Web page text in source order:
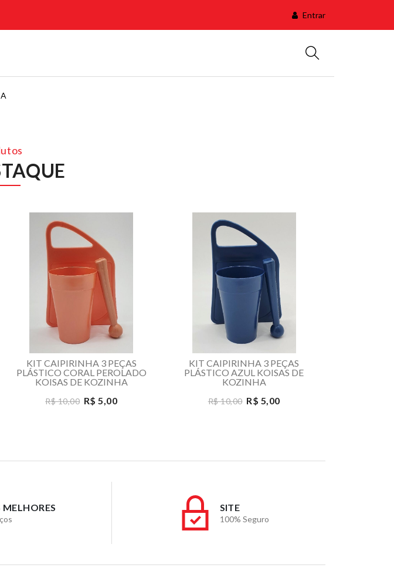
Entrar
KIT CAIPIRINHA 3 PEÇAS
PLÁSTICO CORAL PEROLADO
KOISAS DE KOZINHA
R$ 10,00 R$ 5,00
KIT CAIPIRINHA 3 PEÇAS
PLÁSTICO AZUL KOISAS DE
KOZINHA
R$ 10,00 R$ 5,00
MELHORES SITE
100% Seguro